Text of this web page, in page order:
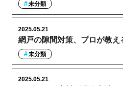
未分類
網戸の隙間対策、プロが教え
2025.05.21
未分類
2025.05.21